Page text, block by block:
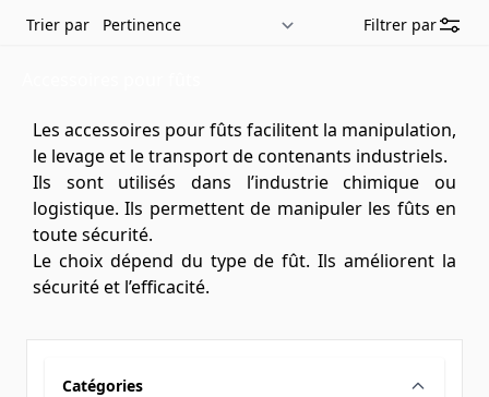
Trier par
Filtrer par
Les accessoires pour fûts facilitent la manipulation,
le levage et le transport de contenants industriels.
Ils sont utilisés dans l’industrie chimique ou
logistique. Ils permettent de manipuler les fûts en
toute sécurité.
Le choix dépend du type de fût. Ils améliorent la
sécurité et l’efficacité.
Catégories